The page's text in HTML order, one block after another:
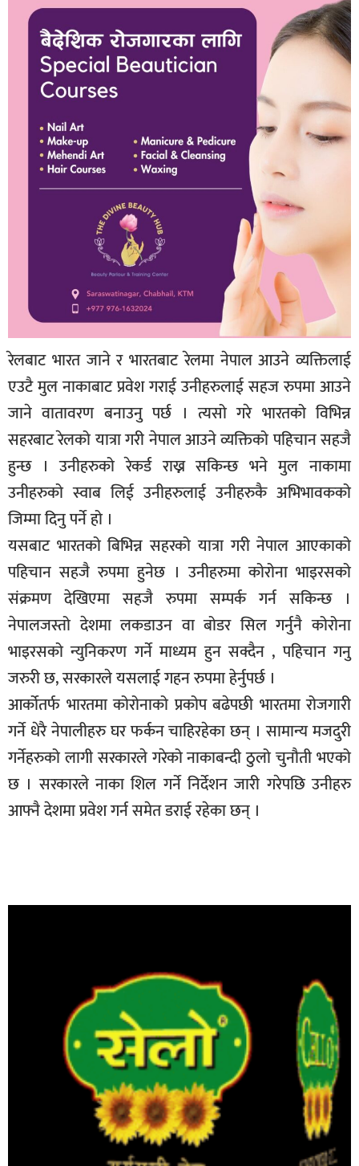
रेलबाट भारत जाने र भारतबाट रेलमा नेपाल आउने व्यक्तिलाई
एउटै मुल नाकाबाट प्रवेश गराई उनीहरुलाई सहज रुपमा आउने
जाने वातावरण बनाउनु पर्छ । त्यसो गरे भारतको विभिन्न
सहरबाट रेलको यात्रा गरी नेपाल आउने व्यक्तिको पहिचान सहजै
हुन्छ । उनीहरुको रेकर्ड राख्न सकिन्छ भने मुल नाकामा
उनीहरुको स्वाब लिई उनीहरुलाई उनीहरुकै अभिभावकको
जिम्मा दिनु पर्ने हो ।
यसबाट भारतको बिभिन्न सहरको यात्रा गरी नेपाल आएकाको
पहिचान सहजै रुपमा हुनेछ । उनीहरुमा कोरोना भाइरसको
संक्रमण देखिएमा सहजै रुपमा सम्पर्क गर्न सकिन्छ ।
नेपालजस्तो देशमा लकडाउन वा बोडर सिल गर्नुनै कोरोना
भाइरसको न्युनिकरण गर्ने माध्यम हुन सक्दैन , पहिचान गनु
जरुरी छ, सरकारले यसलाई गहन रुपमा हेर्नुपर्छ ।
आर्कोतर्फ भारतमा कोरोनाको प्रकोप बढेपछी भारतमा रोजगारी
गर्ने धेरै नेपालीहरु घर फर्कन चाहिरहेका छन् । सामान्य मजदुरी
गर्नेहरुको लागी सरकारले गरेको नाकाबन्दी ठुलो चुनौती भएको
छ । सरकारले नाका शिल गर्ने निर्देशन जारी गरेपछि उनीहरु
आफ्नै देशमा प्रवेश गर्न समेत डराई रहेका छन् ।